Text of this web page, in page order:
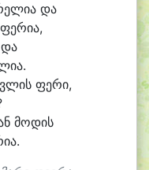
ლია და
რია,
ა.
ლის ფერი,
მოდის
ა.